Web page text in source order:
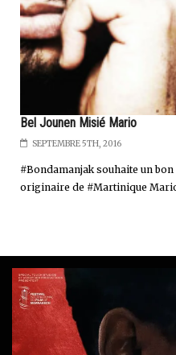
Bel Jounen Misié Mario
SEPTEMBRE 5TH, 2016
#Bondamanjak souhaite un
originaire de #Martinique